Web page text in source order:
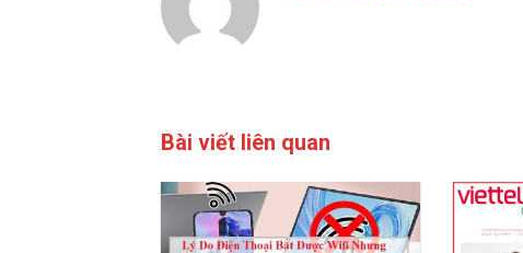
Bài viết liên quan